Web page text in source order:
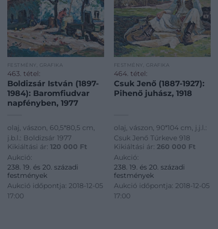
FESTMÉNY, GRAFIKA
463. tétel:
Boldizsár István (1897-
1984): Baromfiudvar
napfényben, 1977
olaj, vászon, 60,5*80,5 cm,
j.b.l.: Boldizsár 1977
Kikiáltási ár: 120 000 Ft
Aukció:
238. 19. és 20. századi
festmények
Aukció időpontja: 2018-12-05
17:00
FESTMÉNY, GRAFIKA
464. tétel:
Csuk Jenő (1887-1927):
Pihenő juhász, 1918
olaj, vászon, 90*104 cm, j.j.l.:
Csuk Jenő Túrkeve 918
Kikiáltási ár: 260 000 Ft
Aukció:
238. 19. és 20. századi
festmények
Aukció időpontja: 2018-12-05
17:00